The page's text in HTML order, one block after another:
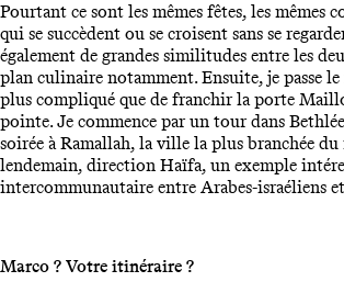
Pourtant ce sont les mêmes fêtes, les mêmes
qui se succèdent ou se croisent sans se
également de grandes similitudes entre les
plan culinaire notamment. Ensuite, je passe le
plus compliqué que de franchir la porte
pointe. Je commence par un tour dans
soirée à Ramallah, la ville la plus branchée
lendemain, direction Haïfa, un exemple
intercommunautaire entre Arabes-israéliens
Marco ? Votre itinéraire ?